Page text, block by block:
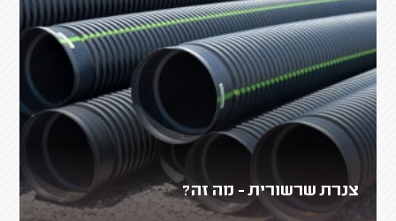
צנרת שרשורית - מה זה?